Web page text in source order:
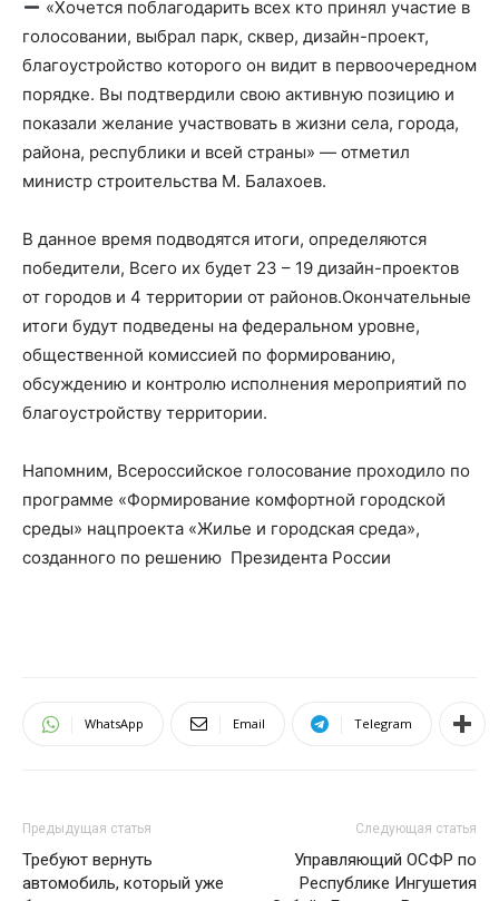
«Хочется поблагодарить всех кто принял участие в
голосовании, выбрал парк, сквер, дизайн-проект,
благоустройство которого он видит в первоочередном
порядке. Вы подтвердили свою активную позицию и
показали желание участвовать в жизни села, города,
района, республики и всей страны» — отметил
министр строительства М. Балахоев.
В данное время подводятся итоги, определяются
победители, Всего их будет 23 – 19 дизайн-проектов
от городов и 4 территории от районов.Окончательные
итоги будут подведены на федеральном уровне,
общественной комиссией по формированию,
обсуждению и контролю исполнения мероприятий по
благоустройству территории.
Напомним, Всероссийское голосование проходило по
программе «Формирование комфортной городской
среды» нацпроекта «Жилье и городская среда»,
созданного по решению Президента России
WhatsApp Email Telegram
Предыдущая статья
Требуют вернуть
автомобиль, который уже
Следующая статья
Управляющий ОСФР по
Республике Ингушетия